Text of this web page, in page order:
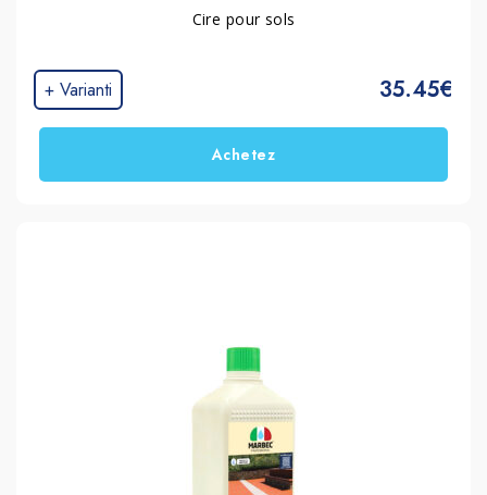
Cire pour sols
+ Varianti 35.45€
Achetez